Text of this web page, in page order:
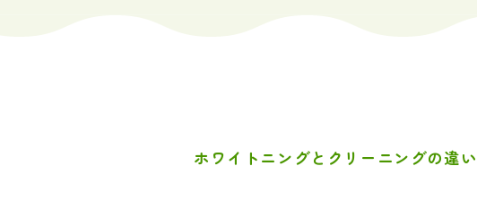
ホワイトニングとクリーニングの違い